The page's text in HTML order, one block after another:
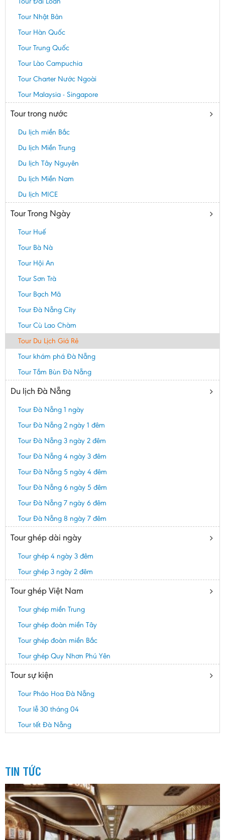
Tour Nhật Bản
Tour Hàn Quốc
Tour Trung Quốc
Tour Lào Campuchia
Tour Charter Nước Ngoài
Tour Malaysia - Singapore
Tour trong nước
Du lịch miền Bắc
Du lịch Miền Trung
Du lịch Tây Nguyên
Du lịch Miền Nam
Du lịch MICE
Tour Trong Ngày
Tour Huế
Tour Bà Nà
Tour Hội An
Tour Sơn Trà
Tour Bạch Mã
Tour Đà Nẵng City
Tour Cù Lao Chàm
Tour Du Lịch Giá Rẻ
Tour khám phá Đà Nẵng
Tour Tắm Bùn Đà Nẵng
Du lịch Đà Nẵng
Tour Đà Nẵng 1 ngày
Tour Đà Nẵng 2 ngày 1 đêm
Tour Đà Nẵng 3 ngày 2 đêm
Tour Đà Nẵng 4 ngày 3 đêm
Tour Đà Nẵng 5 ngày 4 đêm
Tour Đà Nẵng 6 ngày 5 đêm
Tour Đà Nẵng 7 ngày 6 đêm
Tour Đà Nẵng 8 ngày 7 đêm
Tour ghép dài ngày
Tour ghép 4 ngày 3 đêm
Tour ghép 3 ngày 2 đêm
Tour ghép Việt Nam
Tour ghép miền Trung
Tour ghép đoàn miền Tây
Tour ghép đoàn miền Bắc
Tour ghép Quy Nhơn Phú Yên
Tour sự kiện
Tour Pháo Hoa Đà Nẵng
Tour lễ 30 tháng 04
Tour tết Đà Nẵng
TIN TỨC